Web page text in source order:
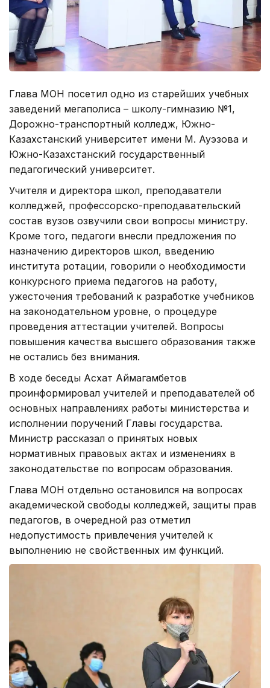
Глава МОН посетил одно из старейших учебных
заведений мегаполиса – школу-гимназию №1,
Дорожно-транспортный колледж, Южно-
Казахстанский университет имени М. Ауэзова и
Южно-Казахстанский государственный
педагогический университет.
Учителя и директора школ, преподаватели
колледжей, профессорско-преподавательский
состав вузов озвучили свои вопросы министру.
Кроме того, педагоги внесли предложения по
назначению директоров школ, введению
института ротации, говорили о необходимости
конкурсного приема педагогов на работу,
ужесточения требований к разработке учебников
на законодательном уровне, о процедуре
проведения аттестации учителей. Вопросы
повышения качества высшего образования также
не остались без внимания.
В ходе беседы Асхат Аймагамбетов
проинформировал учителей и преподавателей об
основных направлениях работы министерства и
исполнении поручений Главы государства.
Министр рассказал о принятых новых
нормативных правовых актах и изменениях в
законодательстве по вопросам образования.
Глава МОН отдельно остановился на вопросах
академической свободы колледжей, защиты прав
педагогов, в очередной раз отметил
недопустимость привлечения учителей к
выполнению не свойственных им функций.